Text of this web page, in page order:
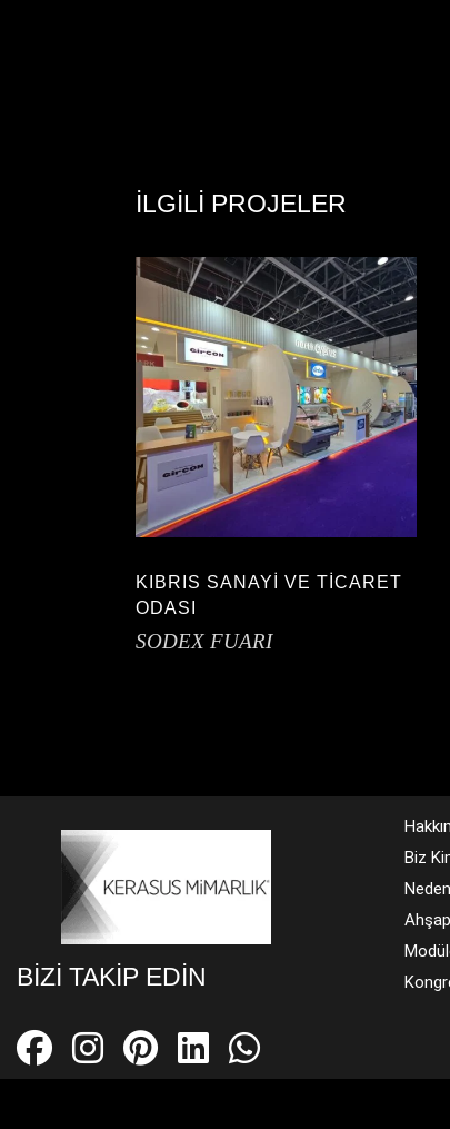
İLGILI PROJELER
KIBRIS SANAYİ VE TİCARET
ODASI
SODEX FUARI
BIZI TAKIP EDIN
Biz